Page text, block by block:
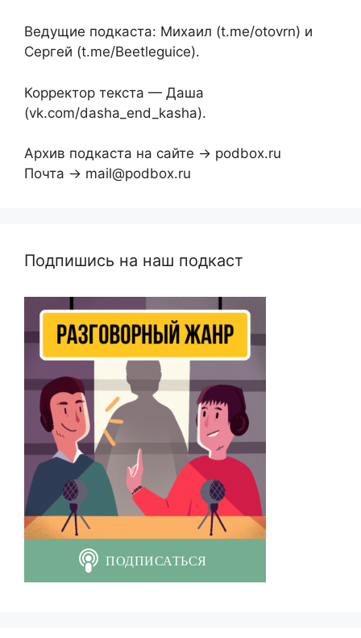
Ведущие подкаста: Михаил (t.me/otovrn) и
Сергей (t.me/Beetleguice).
Корректор текста — Даша
(vk.com/dasha_end_kasha).
Архив подкаста на сайте → podbox.ru
Почта → mail@podbox.ru
Подпишись на наш подкаст